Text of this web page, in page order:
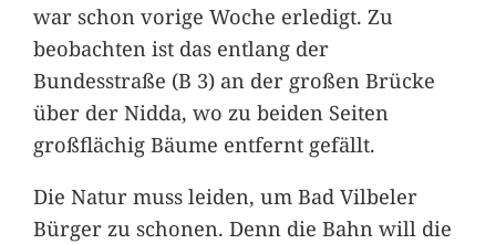
war schon vorige Woche erledigt. Zu
beobachten ist das entlang der
Bundesstraße (B 3) an der großen Brücke
über der Nidda, wo zu beiden Seiten
großflächig Bäume entfernt gefällt.
Die Natur muss leiden, um Bad Vilbeler
Bürger zu schonen. Denn die Bahn will die